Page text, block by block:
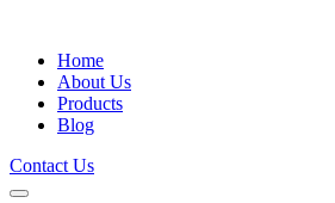
Home
About Us
Products
Blog
Contact Us